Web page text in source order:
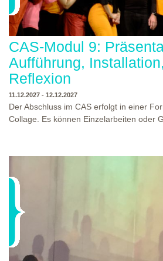
CAS-Modul 9:
Aufführung,
Reflexion
11.12.2027 - 12.12.2027
Der Abschluss im CAS erfolgt in einer
Collage. Es können Einzelarbeiten oder
Ausbildungsprogramm zu erleben. Die
oder Präsentation. Wir freuen uns über
WO?